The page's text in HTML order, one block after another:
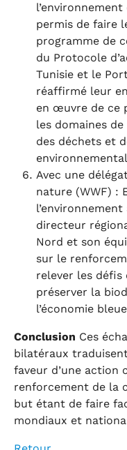
permis de faire
programme de
du Protocole
Tunisie et le
réaffirmé leur
en œuvre de ce
les domaines de
des déchets et
Avec une
nature (WWF) :
directeur
Nord et son
sur le
relever les défis
préserver la
l’économie
Conclusion Ces
bilatéraux
faveur d’une action
renforcement de la
but étant de faire
mondiaux et